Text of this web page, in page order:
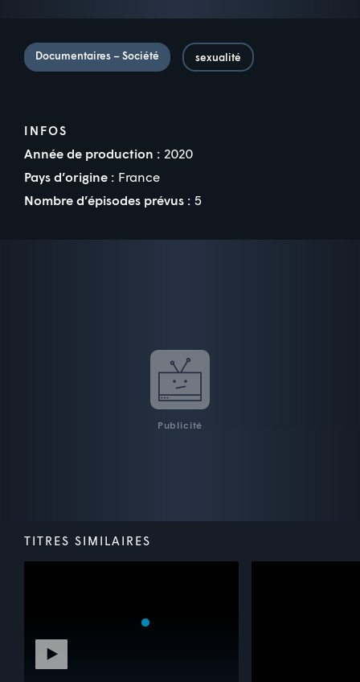
Documentaires – Société sexualité
INFOS
Année de production : 2020
Pays d’origine : France
Nombre d’épisodes prévus : 5
Publicité
TITRES SIMILAIRES